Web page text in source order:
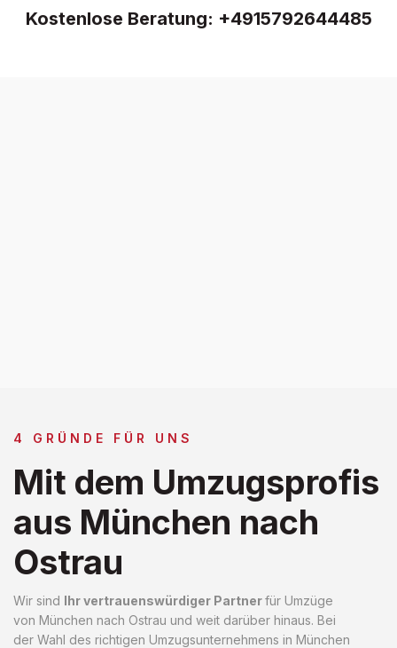
Kostenlose Beratung: +4915792644485
4 GRÜNDE FÜR UNS
Mit dem Umzugsprofis
aus München nach
Ostrau
Wir sind Ihr vertrauenswürdiger Partnerfür Umzüge
von München nach Ostrau und weit darüber hinaus. Bei
der Wahl des richtigen Umzugsunternehmens in München